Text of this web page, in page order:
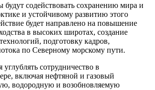
будут содействовать сохранению мира и
и устойчивому развитию этого
будет направлено на повышение
в высоких широтах, создание
подготовку кадров,
по Северному морскому пути.
сотрудничество в
включая нефтяной и газовый
водородную и возобновляемую